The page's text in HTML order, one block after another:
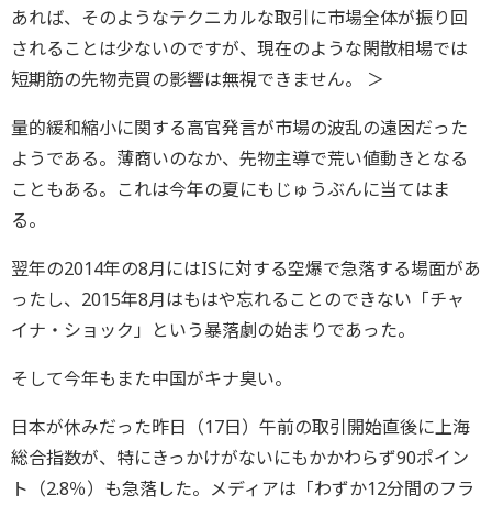
あれば、そのようなテクニカルな取引に市場全体が振り回
されることは少ないのですが、現在のような閑散相場では
短期筋の先物売買の影響は無視できません。 ＞
量的緩和縮小に関する高官発言が市場の波乱の遠因だった
ようである。薄商いのなか、先物主導で荒い値動きとなる
こともある。これは今年の夏にもじゅうぶんに当てはま
る。
翌年の2014年の8月にはISに対する空爆で急落する場面があ
ったし、2015年8月はもはや忘れることのできない「チャ
イナ・ショック」という暴落劇の始まりであった。
そして今年もまた中国がキナ臭い。
日本が休みだった昨日（17日）午前の取引開始直後に上海
総合指数が、特にきっかけがないにもかかわらず90ポイン
ト（2.8％）も急落した。メディアは「わずか12分間のフラ